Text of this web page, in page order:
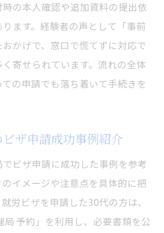
の本人確認や追加資料の提出依
ます。経験者の声として「事前
かげで、窓口で慌てずに対応で
寄せられています。流れの全体
の申請でも落ち着いて手続きを
ザ申請成功事例紹介
ビザ申請に成功した事例を参考
イメージや注意点を具体的に把
労ビザを申請した30代の方は、
局 予約」を利用し、必要書類を公